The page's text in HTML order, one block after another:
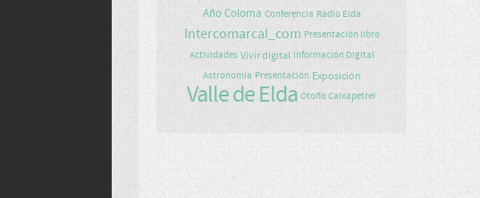
Año Coloma Conferencia Radio Elda
Intercomarcal_com Presentación libro
Actividades Vivir digital Información Digital
Astronomía Presentación Exposición
Valle de Elda Otoño Caixapetrer